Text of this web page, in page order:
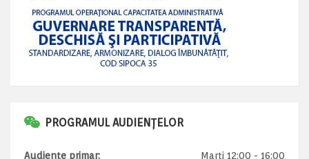
PROGRAMUL AUDIENȚELOR
Audiențe primar:
Marți 12:00 - 16:00